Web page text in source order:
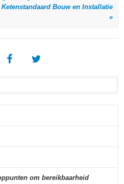
Bouw en Installatie
»
om bereikbaarheid